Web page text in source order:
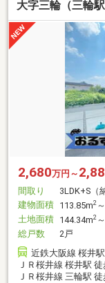
大字三輪（三輪
2,680万円～
間取り
3LDK+S（
建物面積 113.85m2
土地面積 144.34m2
総戸数
2戸
近鉄大阪線 桜井
ＪＲ桜井線 桜井駅
ＪＲ桜井線 三輪駅